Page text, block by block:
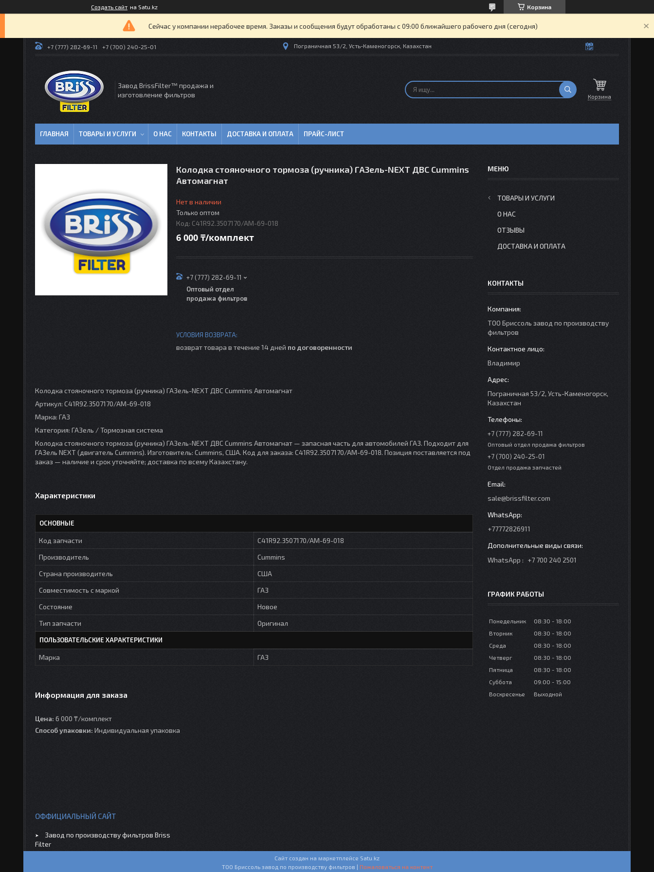
Создать сайт на Satu.kz Корзина
Сейчас у компании нерабочее время. Заказы и сообщения будут обработаны с 09:00 ближайшего рабочего дня (сегодня)
+7 (777) 282-69-11 +7 (700) 240-25-01 Пограничная 53/2, Усть-Каменогорск, Казахстан
Завод BrissFilter™ продажа и
изготовление фильтров
Корзина
ГЛАВНАЯ ТОВАРЫ И УСЛУГИ О НАС КОНТАКТЫ ДОСТАВКА И ОПЛАТА ПРАЙС-ЛИСТ
Колодка стояночного тормоза (ручника) ГАЗель-NEXT ДВС Cummins
Автомагнат
Нет в наличии
Только оптом
Код: С41R92.3507170/AM-69-018
6 000 ₸/комплект
+7 (777) 282-69-11
Оптовый отдел
продажа фильтров
возврат товара в течение 14 дней по договоренности
Колодка стояночного тормоза (ручника) ГАЗель-NEXT ДВС Cummins Автомагнат
Артикул: С41R92.3507170/AM-69-018
Марка: ГАЗ
Категория: ГАЗель / Тормозная система
Колодка стояночного тормоза (ручника) ГАЗель-NEXT ДВС Cummins Автомагнат — запасная часть для автомобилей ГАЗ. Подходит для
ГАЗель NEXT (двигатель Cummins). Изготовитель: Cummins, США. Код для заказа: С41R92.3507170/AM-69-018. Позиция поставляется под
заказ — наличие и срок уточняйте; доставка по всему Казахстану.
Характеристики
ОСНОВНЫЕ
Код запчасти
С41R92.3507170/AM-69-018
Производитель
Cummins
Страна производитель
США
Совместимость с маркой
ГАЗ
Состояние
Новое
Тип запчасти
Оригинал
ПОЛЬЗОВАТЕЛЬСКИЕ ХАРАКТЕРИСТИКИ
Марка ГАЗ
Информация для заказа
Цена: 6 000 ₸/комплект
Способ упаковки: Индивидуальная упаковка
ТОВАРЫ И УСЛУГИ
О НАС
ОТЗЫВЫ
ДОСТАВКА И ОПЛАТА
КОНТАКТЫ
ТОО Бриссоль завод по производству
фильтров
Владимир
Пограничная 53/2, Усть-Каменогорск,
Казахстан
+7 (777) 282-69-11
Оптовый отдел продажа фильтров
+7 (700) 240-25-01
Отдел продажа запчастей
sale@brissfilter.com
+77772826911
WhatsApp +7 700 240 2501
ГРАФИК РАБОТЫ
Понедельник 08:30
18:00
Вторник
08:30
18:00
Среда
08:30
18:00
Четверг
08:30
18:00
Пятница
08:30
18:00
Суббота
09:00
15:00
Воскресенье
Выходной
ОФФИЦИАЛЬНЫЙ САЙТ
Завод по производству фильтров Briss
Filter
Сайт создан на маркетплейсе Satu.kz
ТОО Бриссоль завод по производству фильтров | Пожаловаться на контент